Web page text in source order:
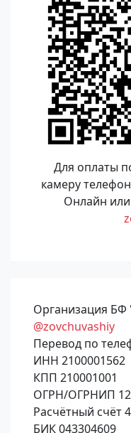
Для оплаты
камеру
Онлайн
Организация
@zovchuvashiy
Перевод по
ИНН 2100001562
КПП 210001001
ОГРН/ОГРНИП
Расчётный счёт
БИК 043304609